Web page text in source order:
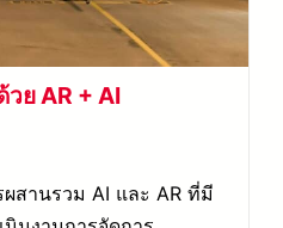
ย AR + AI
สานรวม AI และ AR ที่มี